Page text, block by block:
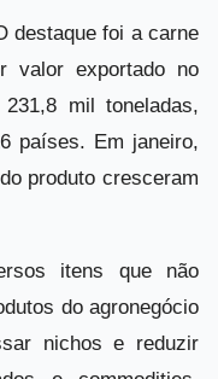
destaque foi a carne
valor exportado no
mil toneladas,
países. Em janeiro,
produto cresceram
itens que não
do agronegócio
nichos e reduzir